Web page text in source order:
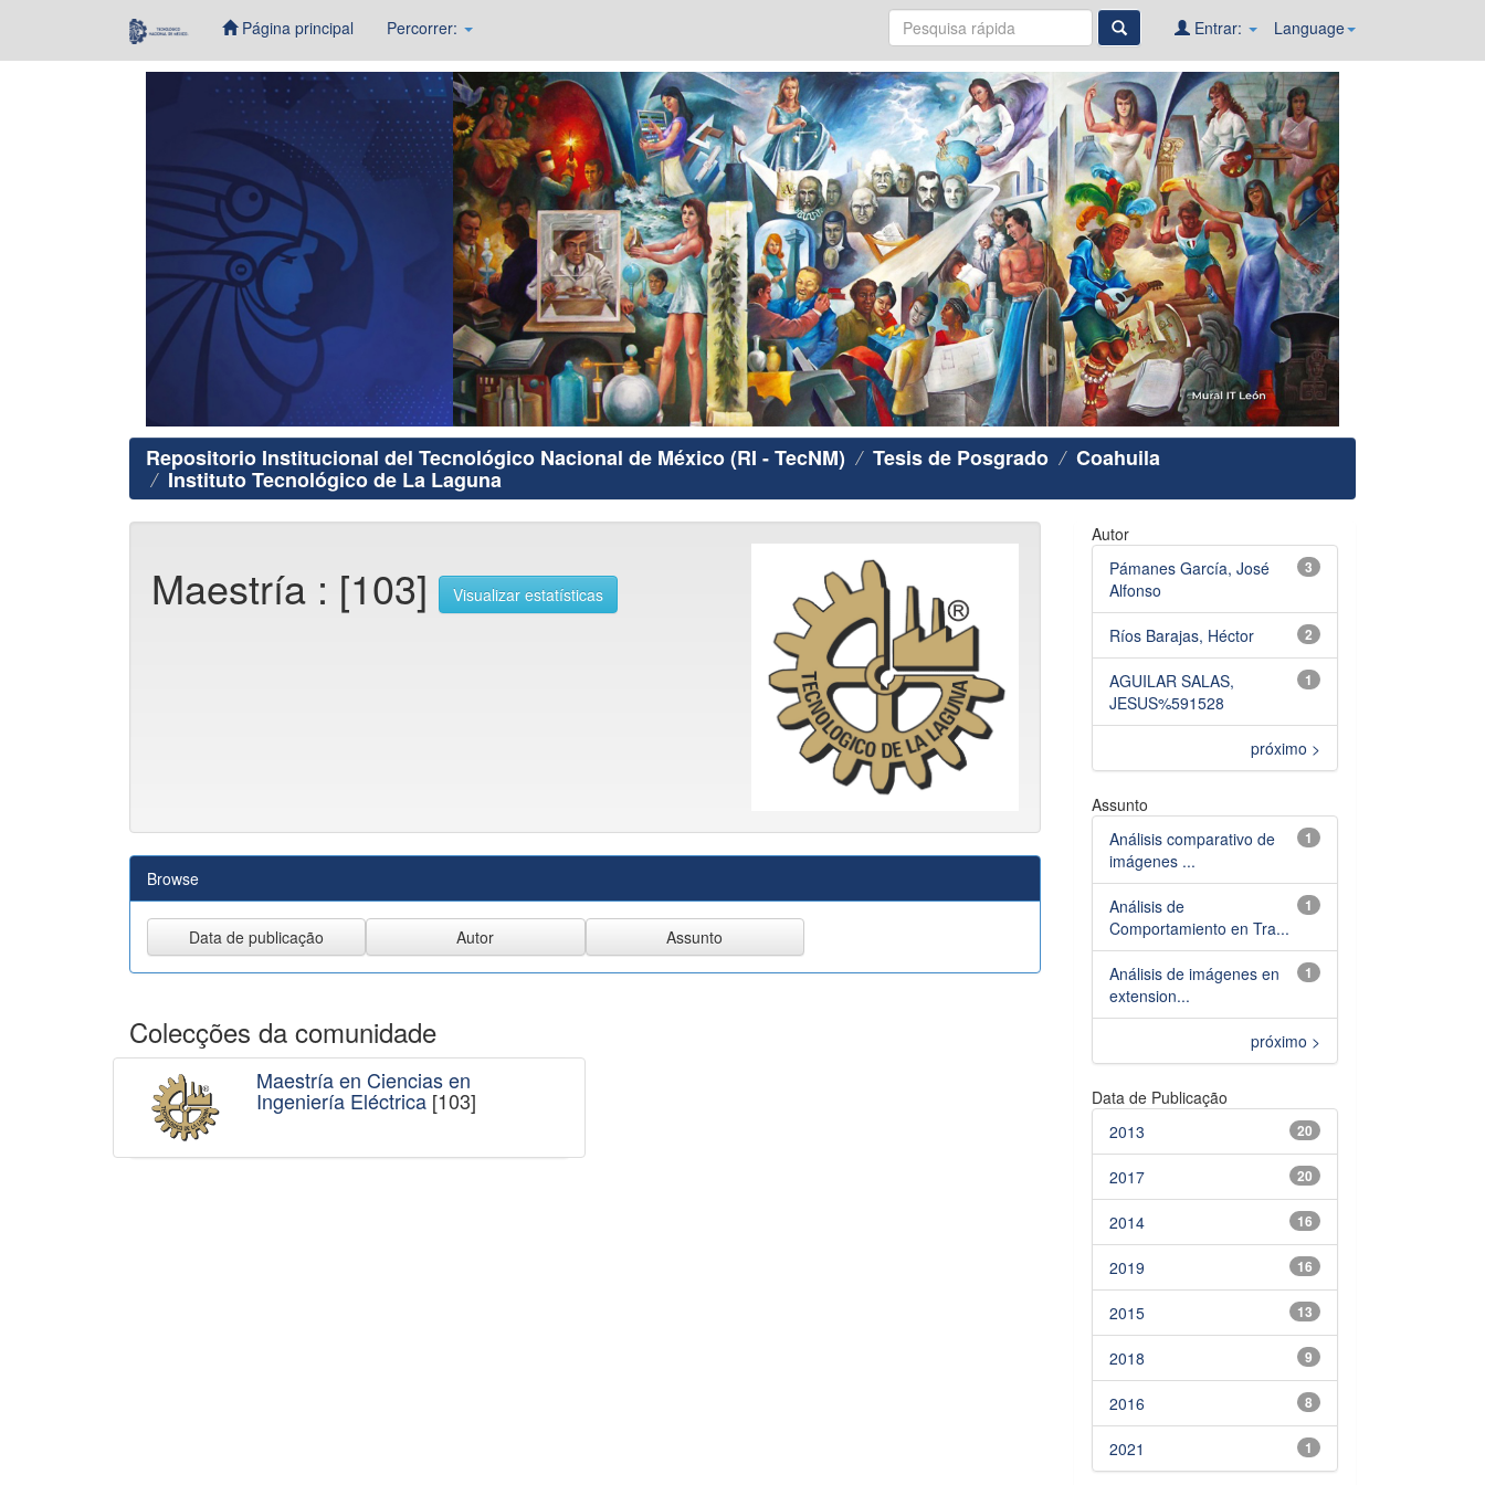
Página principal Percorrer: Language
Entrar:
Repositorio Institucional del Tecnológico Nacional de México (RI - TecNM) Tesis de Posgrado Coahuila
Instituto Tecnológico de La Laguna
Maestría : [103] Visualizar estatísticas
Browse
Colecções da comunidade
Maestría en Ciencias en
Ingeniería Eléctrica[103]
Autor
3
Pámanes García, José
Alfonso
2
Ríos Barajas, Héctor
1
AGUILAR SALAS,
JESUS%591528
próximo >
Assunto
1
Análisis comparativo de
imágenes ...
1
Análisis de
Comportamiento en Tra...
1
Análisis de imágenes en
extension...
próximo >
Data de Publicação
20
2013
20
2017
16
2014
16
2019
13
2015
9
2018
8
2016
1
2021